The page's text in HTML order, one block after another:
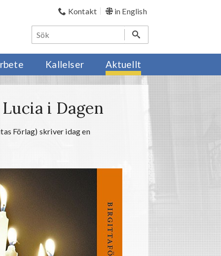
Kontakt in English
Kallelser Aktuellt
i Dagen
Förlag) skriver idag en